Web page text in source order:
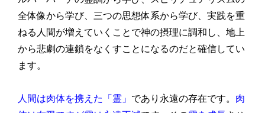
全体像から学び、三つの思想体系から学び、実践を重
ねる人間が増えていくことで神の摂理に調和し、地上
から悲劇の連鎖をなくすことになるのだと確信してい
ます。
人間は肉体を携えた「霊」 であり永遠の存在です。 肉